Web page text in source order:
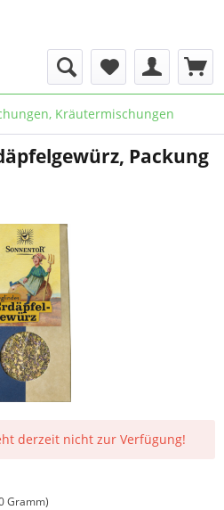
Kräutermischungen
Packung
derzeit nicht zur Verfügung!
Gramm)